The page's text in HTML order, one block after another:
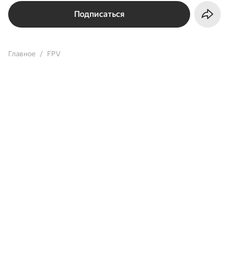
Подписаться
Главное FPV